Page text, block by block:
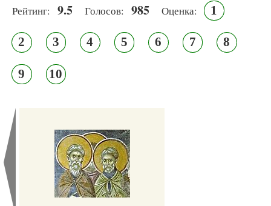
Рейтинг: 9.5 Голосов: 985 Оценка: 1
2 3 4 5 6 7 8
9 10